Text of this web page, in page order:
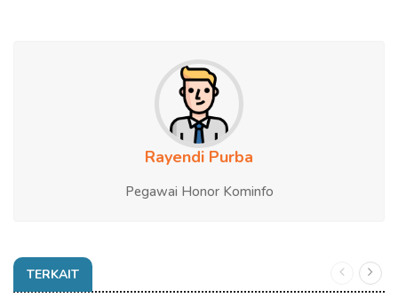
Rayendi Purba
Pegawai Honor Kominfo
TERKAIT